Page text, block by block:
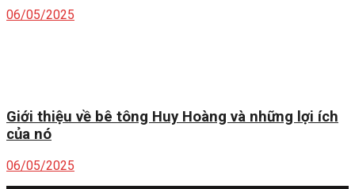
06/05/2025
Giới thiệu về bê tông Huy Hoàng và những lợi ích
của nó
06/05/2025